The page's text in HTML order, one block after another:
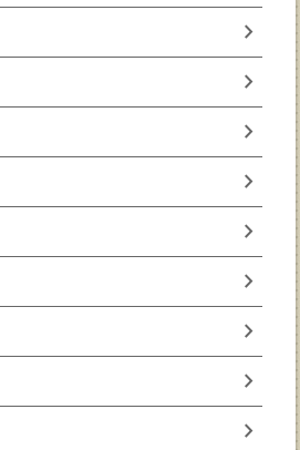
chevron_right
chevron_right
chevron_right
chevron_right
chevron_right
chevron_right
chevron_right
chevron_right
chevron_right